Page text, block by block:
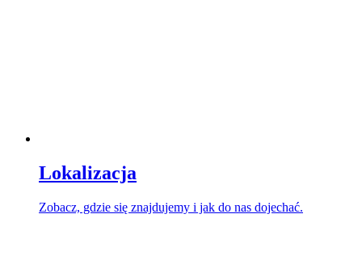
Lokalizacja
Zobacz, gdzie się znajdujemy i jak do nas dojechać.